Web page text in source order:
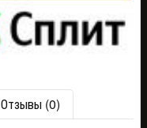
Отзывы (0)